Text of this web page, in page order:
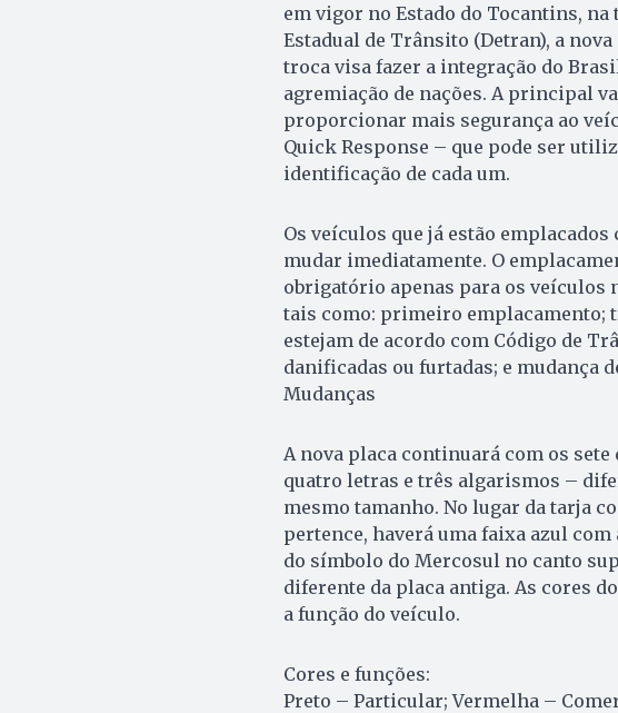
em vigor no Estado do Tocantins, na
Estadual de Trânsito (Detran), a
troca visa fazer a integração do
agremiação de nações. A principal
proporcionar mais segurança ao
Quick Response – que pode ser
identificação de cada um.
Os veículos que já estão
mudar imediatamente. O
obrigatório apenas para os veículos
tais como: primeiro emplacamento;
estejam de acordo com Código de
danificadas ou furtadas; e mudança
Mudanças
A nova placa continuará com os
quatro letras e três algarismos –
mesmo tamanho. No lugar da tarja
pertence, haverá uma faixa azul
do símbolo do Mercosul no canto
diferente da placa antiga. As cores
a função do veículo.
Cores e funções:
Preto – Particular; Vermelha –